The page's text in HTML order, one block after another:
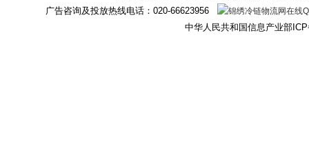
广告咨询及投放热线电话： 020-66623956
中华人民共和国信息产业部